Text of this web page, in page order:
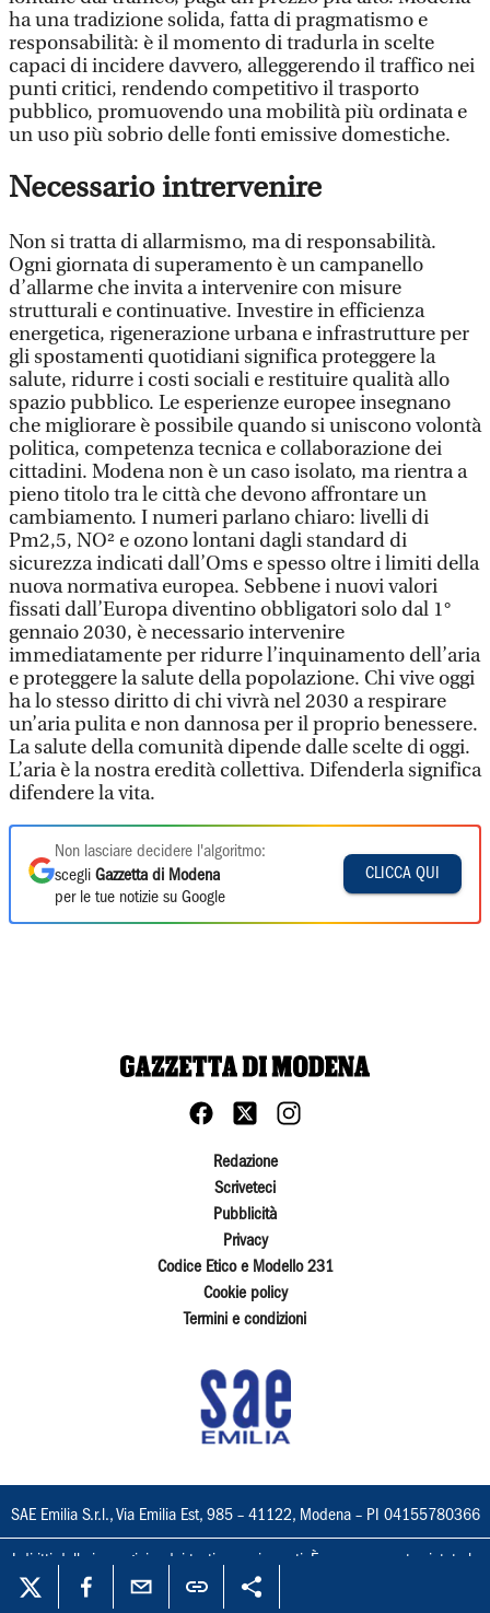
ha una tradizione solida, fatta di pragmatismo e
responsabilità: è il momento di tradurla in scelte
capaci di incidere davvero, alleggerendo il traffico nei
punti critici, rendendo competitivo il trasporto
pubblico, promuovendo una mobilità più ordinata e
un uso più sobrio delle fonti emissive domestiche.
Necessario intrervenire
Non si tratta di allarmismo, ma di responsabilità.
Ogni giornata di superamento è un campanello
d’allarme che invita a intervenire con misure
strutturali e continuative. Investire in efficienza
energetica, rigenerazione urbana e infrastrutture per
gli spostamenti quotidiani significa proteggere la
salute, ridurre i costi sociali e restituire qualità allo
spazio pubblico. Le esperienze europee insegnano
che migliorare è possibile quando si uniscono volontà
politica, competenza tecnica e collaborazione dei
cittadini. Modena non è un caso isolato, ma rientra a
pieno titolo tra le città che devono affrontare un
cambiamento. I numeri parlano chiaro: livelli di
Pm2,5, NO² e ozono lontani dagli standard di
sicurezza indicati dall’Oms e spesso oltre i limiti della
nuova normativa europea. Sebbene i nuovi valori
fissati dall’Europa diventino obbligatori solo dal 1°
gennaio 2030, è necessario intervenire
immediatamente per ridurre l’inquinamento dell’aria
e proteggere la salute della popolazione. Chi vive oggi
ha lo stesso diritto di chi vivrà nel 2030 a respirare
un’aria pulita e non dannosa per il proprio benessere.
La salute della comunità dipende dalle scelte di oggi.
L’aria è la nostra eredità collettiva. Difenderla significa
difendere la vita.
Non lasciare decidere l'algoritmo:
scegli Gazzetta di Modena
per le tue notizie su Google
CLICCA QUI
Redazione
Scriveteci
Pubblicità
Privacy
Codice Etico e Modello 231
Cookie policy
Termini e condizioni
SAE Emilia S.r.l., Via Emilia Est, 985 – 41122, Modena – PI 04155780366
I diritti delle immagini e dei testi sono riservati. È espressamente vietata la
loro riproduzione con qualsiasi mezzo e l'adattamento totale o parziale.